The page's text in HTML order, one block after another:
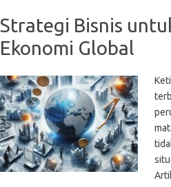
Strategi Bisnis
Ekonomi Global